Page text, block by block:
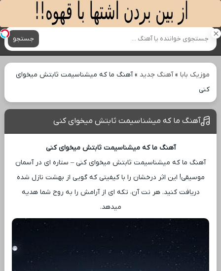
آهنگ های جدید
جستجو
موزیک بابا»آهنگ جدید »آهنگ ما که میشناسیمت ثابتش میخوای
کنی
آهنگ ما که میشناسیمت ثابتش میخوای کنی
آهنگ ما که میشناسیمت ثابتش میخوای کنی
آهنگ ما که میشناسیمت ثابتش میخوای کنی – ستاره ‌ای در آسمان
موسیقی! این اثر درخشان را با کیفیتی که گویی از بهشت نازل شده
دریافت کنید. هر نت آن، تکه ‌ای از آرامش را به روح شما هدیه
میدهد.